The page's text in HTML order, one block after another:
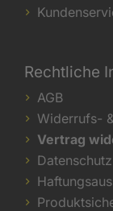
Rechtliche
AGB
Widerrufs-
Vertrag
Datenschutz